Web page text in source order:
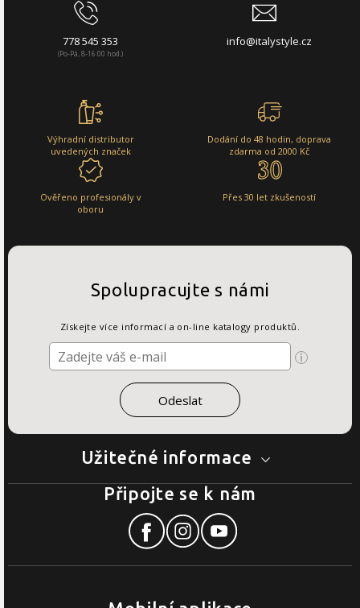
778 545 353
(Po-Pá, 8-16:00 hod.)
info@italystyle.cz
Výhradní distributor
uvedených značek
Dodání do 48 hodin, doprava
zdarma od 2000 Kč
Ověřeno profesionály v
oboru
Přes 30 let zkušeností
Užitečné informace
Spolupracujte s námi
Získejte více informací a on-line katalogy produktů.
Připojte se k nám